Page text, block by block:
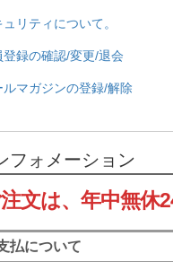
ュリティについて。
登録の確認/変更/退会
ルマガジンの登録/解除
フォメーション
文は、年中無休
払について